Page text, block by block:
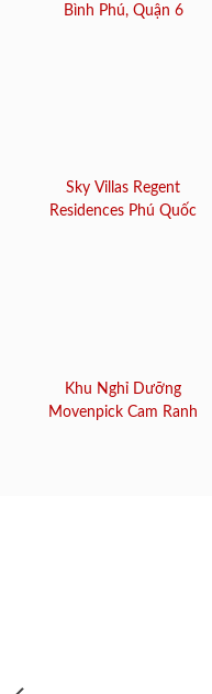
Bình Phú, Quận 6
Sky Villas Regent
Residences Phú Quốc
Khu Nghỉ Dưỡng
Movenpick Cam Ranh